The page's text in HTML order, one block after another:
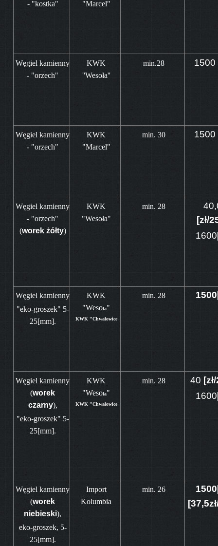
- "kostka"
"Marcel"
Węgiel kamienny
- "orzech"
KWK
''Wesoła''
min.28 1500
Węgiel kamienny
- "orzech"
KWK
"Marcel"
min. 30 1500
Węgiel kamienny
- "orzech"
(worek żółty)
KWK
"Wesoła"
min. 28
[zł/
1600
Węgiel kamienny
"eko-groszek" 5-
25[mm].
KWK
"Wesoła"
KWK ''Chwałowice
min. 28
Węgiel kamienny
(worek
czarny),
"eko-groszek" 5-
25[mm].
KWK
"Wesoła"
KWK ''Chwałowice
min. 28 40
1600
Węgiel kamienny
(worek
niebieski),
eko-groszek, 5-
25[mm].
Import
Kolumbia
min. 26